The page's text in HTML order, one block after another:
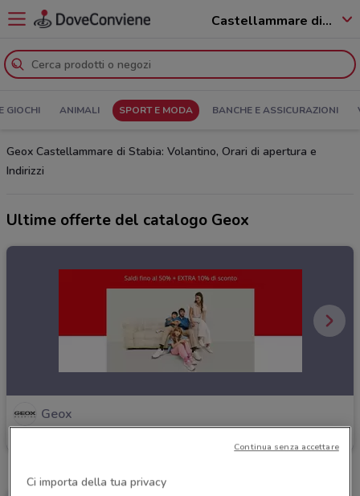
Castellammare di Stabia - 80053
GIOCHI ANIMALI SPORT E MODA BANCHE E ASSICURAZIONI
Geox Castellammare di Stabia: Volantino, Orari di apertura e
Indirizzi
Ultime offerte del catalogo Geox
Geox
Ci importa della tua privacy
Continua senza accettare